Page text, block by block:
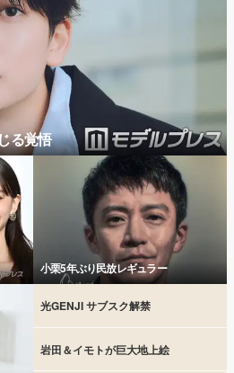
る覚悟
小栗5年ぶり民放レギュラー
光GENJI サブスク解禁
岩田＆イモトが巨大地上絵